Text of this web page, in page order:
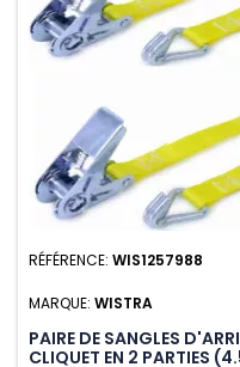
RÉFÉRENCE: WIS1257988
MARQUE: WISTRA
PAIRE DE SANGLES
CLIQUET EN 2 PARTIES